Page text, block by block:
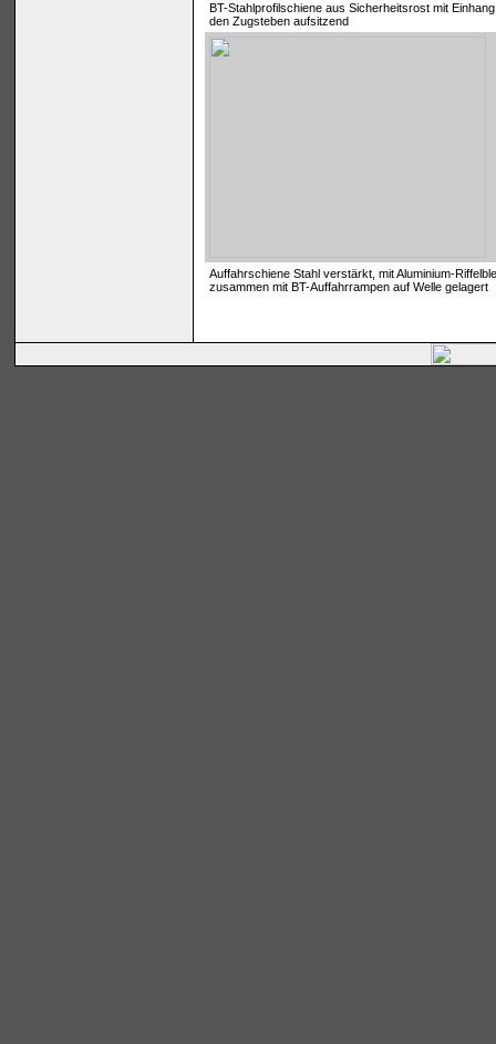
BT-Stahlprofilschiene aus Sicherheitsrost mit
den Zugsteben aufsitzend
Auffahrschiene Stahl verstärkt, mit Aluminium-
zusammen mit BT-Auffahrrampen auf Welle gelagert